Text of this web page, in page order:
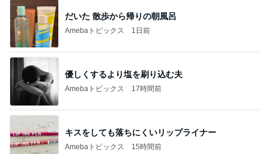
だいた 散歩から帰りの朝風呂
Amebaトピックス 1日前
優しくするより塩を刷り込む夫
Amebaトピックス 17時間前
キスをしても落ちにくいリップライナー
Amebaトピックス 15時間前